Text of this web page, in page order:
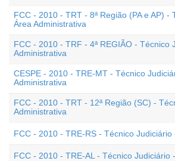
FCC - 2010 - TRT - 8ª Região (PA e AP) -
Área Administrativa
FCC - 2010 - TRF - 4ª REGIÃO - Técnico
Administrativa
CESPE - 2010 - TRE-MT - Técnico
Administrativa
FCC - 2010 - TRT - 12ª Região (SC) -
Administrativa
FCC - 2010 - TRE-RS - Técnico Judiciário
FCC - 2010 - TRE-AL - Técnico Judiciário